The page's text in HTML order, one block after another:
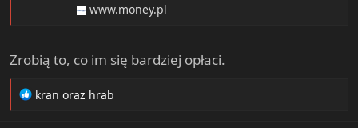
www.money.pl
Zrobią to, co im się bardziej opłaci.
R
kran oraz hrab